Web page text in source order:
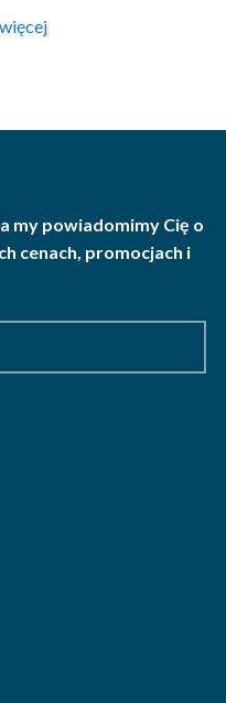
my powiadomimy Cię o
cenach, promocjach i